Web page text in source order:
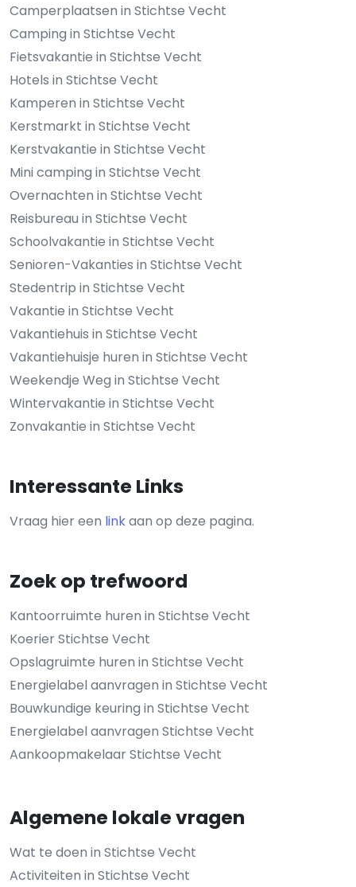
Camperplaatsen in Stichtse Vecht
Camping in Stichtse Vecht
Fietsvakantie in Stichtse Vecht
Hotels in Stichtse Vecht
Kamperen in Stichtse Vecht
Kerstmarkt in Stichtse Vecht
Kerstvakantie in Stichtse Vecht
Mini camping in Stichtse Vecht
Overnachten in Stichtse Vecht
Reisbureau in Stichtse Vecht
Schoolvakantie in Stichtse Vecht
Senioren-Vakanties in Stichtse Vecht
Stedentrip in Stichtse Vecht
Vakantie in Stichtse Vecht
Vakantiehuis in Stichtse Vecht
Vakantiehuisje huren in Stichtse Vecht
Weekendje Weg in Stichtse Vecht
Wintervakantie in Stichtse Vecht
Zonvakantie in Stichtse Vecht
Interessante Links
Vraag hier een linkaan op deze pagina.
Zoek op trefwoord
Kantoorruimte huren in Stichtse Vecht
Koerier Stichtse Vecht
Opslagruimte huren in Stichtse Vecht
Energielabel aanvragen in Stichtse Vecht
Bouwkundige keuring in Stichtse Vecht
Energielabel aanvragen Stichtse Vecht
Aankoopmakelaar Stichtse Vecht
Algemene lokale vragen
Wat te doen in Stichtse Vecht
Activiteiten in Stichtse Vecht